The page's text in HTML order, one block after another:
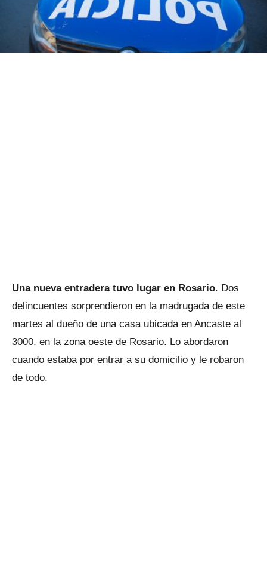
Una nueva entradera tuvo lugar en Rosario. Dos
delincuentes sorprendieron en la madrugada de este
martes al dueño de una casa ubicada en Ancaste al
3000, en la zona oeste de Rosario. Lo abordaron
cuando estaba por entrar a su domicilio y le robaron
de todo.